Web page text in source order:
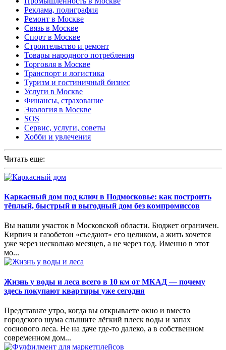
Реклама, полиграфия
Ремонт в Москве
Связь в Москве
Спорт в Москве
Строительство и ремонт
Товары народного потребления
Торговля в Москве
Транспорт и логистика
Туризм и гостиничный бизнес
Услуги в Москве
Финансы, страхование
Экология в Москве
SOS
Сервис, услуги, советы
Хобби и увлечения
Читать еще:
Каркасный дом под ключ в Подмосковье: как построить
тёплый, быстрый и выгодный дом без компромиссов
Вы нашли участок в Московской области. Бюджет ограничен.
Кирпич и газобетон «съедают» его целиком, а жить хочется
уже через несколько месяцев, а не через год. Именно в этот
мо...
Жизнь у воды и леса всего в 10 км от МКАД — почему
здесь покупают квартиры уже сегодня
Представьте утро, когда вы открываете окно и вместо
городского шума слышите лёгкий плеск воды и запах
соснового леса. Не на даче где-то далеко, а в собственном
современном дом...